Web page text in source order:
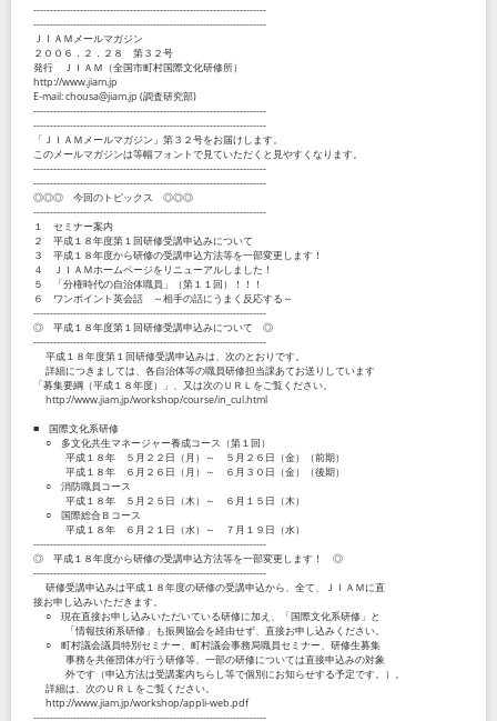
----------------------------------------------------------------------
----------------------------------------------------------------------
ＪＩＡＭメールマガジン
２００６．２．２８ 第３２号
発行 ＪＩＡＭ（全国市町村国際文化研修所）
http://www.jiam.jp
E-mail: chousa@jiam.jp (調査研究部)
----------------------------------------------------------------------
----------------------------------------------------------------------
「ＪＩＡＭメールマガジン」第３２号をお届けします。
このメールマガジンは等幅フォントで見ていただくと見やすくなります。
----------------------------------------------------------------------
----------------------------------------------------------------------
◎◎◎ 今回のトピックス ◎◎◎
----------------------------------------------------------------------
１ セミナー案内
２ 平成１８年度第１回研修受講申込みについて
３ 平成１８年度から研修の受講申込方法等を一部変更します！
４ ＪＩＡＭホームページをリニューアルしました！
５ 「分権時代の自治体職員」（第１１回）！！！
６ ワンポイント英会話 ～相手の話にうまく反応する～
----------------------------------------------------------------------
◎ 平成１８年度第１回研修受講申込みについて ◎
----------------------------------------------------------------------
平成１８年度第１回研修受講申込みは、次のとおりです。
詳細につきましては、各自治体等の職員研修担当課あてお送りしています
「募集要綱（平成１８年度）」、又は次のＵＲＬをご覧ください。
http://www.jiam.jp/workshop/course/in_cul.html
■ 国際文化系研修
○ 多文化共生マネージャー養成コース（第１回）
平成１８年 ５月２２日（月）～ ５月２６日（金）（前期）
平成１８年 ６月２６日（月）～ ６月３０日（金）（後期）
○ 消防職員コース
平成１８年 ５月２５日（木）～ ６月１５日（木）
○ 国際総合Ｂコース
平成１８年 ６月２１日（水）～ ７月１９日（水）
----------------------------------------------------------------------
◎ 平成１８年度から研修の受講申込方法等を一部変更します！ ◎
----------------------------------------------------------------------
研修受講申込みは平成１８年度の研修の受講申込から、全て、ＪＩＡＭに直
接お申し込みいただきます。
○ 現在直接お申し込みいただいている研修に加え、「国際文化系研修」と
「情報技術系研修」も振興協会を経由せず、直接お申し込みください。
○ 町村議会議員特別セミナー、町村議会事務局職員セミナー、研修生募集
事務を共催団体が行う研修等、一部の研修については直接申込みの対象
外です（申込方法は受講案内ちらし等で個別にお知らせする予定です。）。
詳細は、次のＵＲＬをご覧ください。
http://www.jiam.jp/workshop/appli-web.pdf
----------------------------------------------------------------------